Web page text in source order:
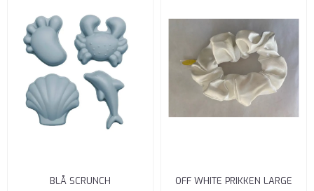
BLÅ SCRUNCH
OFF WHITE PRIKKEN LARGE